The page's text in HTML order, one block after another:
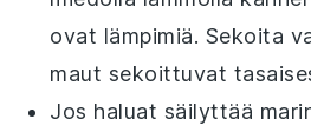
ovat lämpimiä. Sekoita
maut sekoittuvat
Jos haluat säilyttää